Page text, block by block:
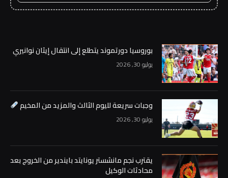
بوروسيا دورتموند يتطلع إلى انتقال إيثان نوانيري
يوليو 30, 2026
وجبات سريعة لليوم الثالث والمزيد من المخيم
يوليو 30, 2026
يقترب نجم مانشستر يونايتد بايندير من الخروج بعد
محادثات الوكيل